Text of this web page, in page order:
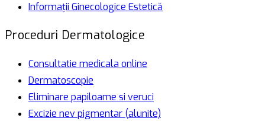
Informații Ginecologice Estetică
Proceduri Dermatologice
Consultatie medicala online
Dermatoscopie
Eliminare papiloame si veruci
Excizie nev pigmentar (alunite)